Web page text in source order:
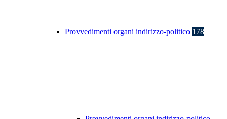
Provvedimenti organi indirizzo-politico 178